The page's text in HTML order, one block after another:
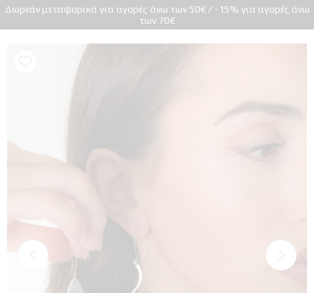
Δωρεάν μεταφορικά για αγορές άνω των 50€ / -15% για αγορές άνω
των 70€